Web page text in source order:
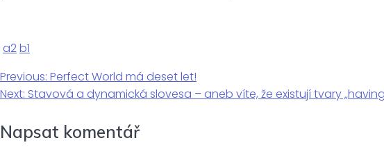
a2b1
Navigace
pro
Previous: Previous
post:
Perfect World má deset let!
Next: Next
Stavová a dynamická slovesa – aneb víte, že existují tvary
Napsat komentář